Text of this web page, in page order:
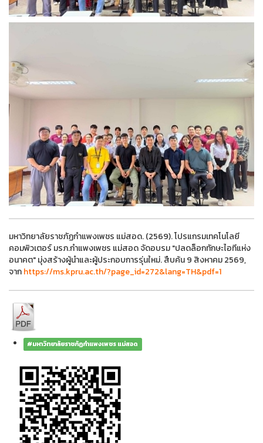
มหาวิทยาลัยราชภัฏกำแพงเพชร แม่สอด. (2569). โปรแกรมเทคโนโลยี
คอมพิวเตอร์ มรภ.กำแพงเพชร แม่สอด จัดอบรม "ปลดล็อกทักษะไอทีแห่ง
อนาคต" มุ่งสร้างผู้นำและผู้ประกอบการรุ่นใหม่. สืบค้น 9 สิงหาคม 2569,
จากhttps://ms.kpru.ac.th/?page_id=272&lang=TH&pdf=1
#มหาวิทยาลัยราชภัฏกำแพงเพชร แม่สอด